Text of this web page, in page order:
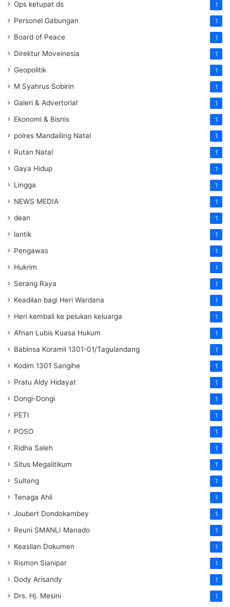
Ops ketupat ds 1
Personel Gabungan 1
Board of Peace 1
Direktur Moveinesia 1
Geopolitik 1
M Syahrus Sobirin 1
Galeri & Advertorial 1
Ekonomi & Bisnis 1
polres Mandailing Natal 1
Rutan Natal 1
Gaya Hidup 1
Lingga 1
NEWS MEDIA 1
dean 1
lantik 1
Pengawas 1
Hukrim 1
Serang Raya 1
Keadilan bagi Heri Wardana 1
Heri kembali ke pelukan keluarga 1
Afnan Lubis Kuasa Hukum 1
Babinsa Koramil 1301-01/Tagulandang 1
Kodim 1301 Sangihe 1
Pratu Aldy Hidayat 1
Dongi-Dongi 1
PETI 1
POSO 1
Ridha Saleh 1
Situs Megalitikum 1
Sulteng 1
Tenaga Ahli 1
Joubert Dondokambey 1
Reuni SMANLI Manado 1
Keaslian Dokumen 1
Rismon Sianipar 1
Dody Arisandy 1
Drs. Hj. Mesini 1